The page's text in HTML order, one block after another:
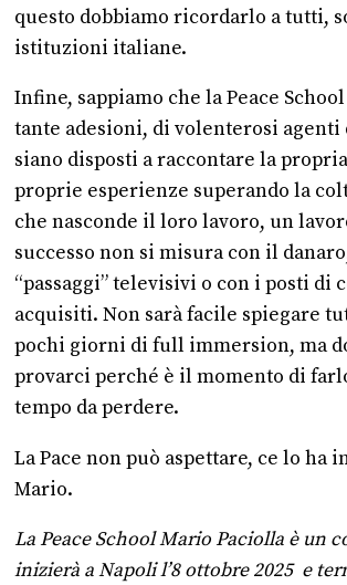
questo dobbiamo ricordarlo a tutti,
istituzioni italiane.
Infine, sappiamo che la Peace
tante adesioni, di volenterosi agenti
siano disposti a raccontare la
proprie esperienze superando la
che nasconde il loro lavoro, un
successo non si misura con il
“passaggi” televisivi o con i posti di
acquisiti. Non sarà facile spiegare
pochi giorni di full immersion, ma
provarci perché è il momento di
tempo da perdere.
La Pace non può aspettare, ce lo ha
Mario.
La Peace School Mario Paciolla è un
inizierà a Napoli l’8 ottobre 2025 e